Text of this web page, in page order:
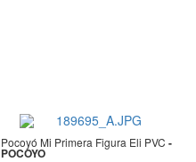
Pocoyó Mi Primera Figura Eli PVC -
POCOYO